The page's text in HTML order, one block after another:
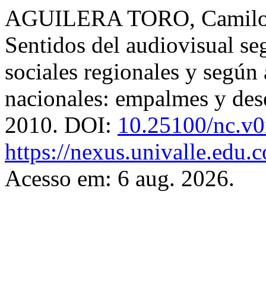
AGUILERA TORO,
Sentidos del audiovisual
sociales regionales y
nacionales: empalmes y
2010. DOI: 10.25100/
https://
Acesso em: 6 aug. 2026.